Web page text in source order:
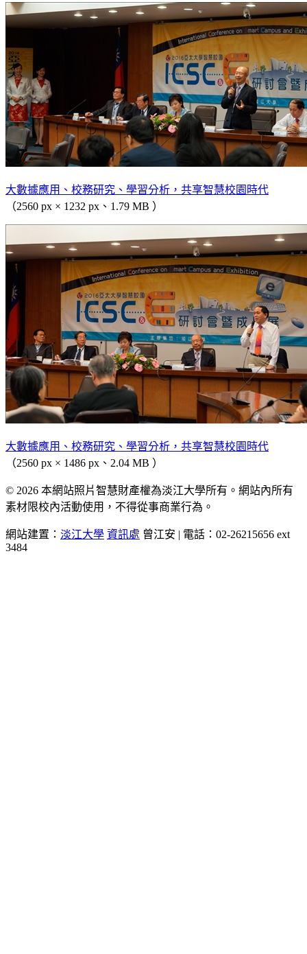
大數據應用、校務研究、學習分析，共享智慧校園時代
（2560 px × 1232 px、1.79 MB ）
大數據應用、校務研究、學習分析，共享智慧校園時代
（2560 px × 1486 px、2.04 MB ）
© 2026 本網站照片智慧財產權為淡江大學所有。網站內所有
素材限校內活動使用，不得從事商業行為。
網站建置： 淡江大學 資訊處 曾江安 | 電話：02-26215656 ext
3484